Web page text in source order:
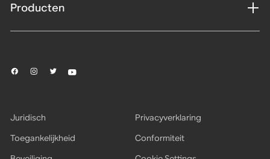
Producten
Juridisch
Privacyverklaring
Toegankelijkheid
Conformiteit